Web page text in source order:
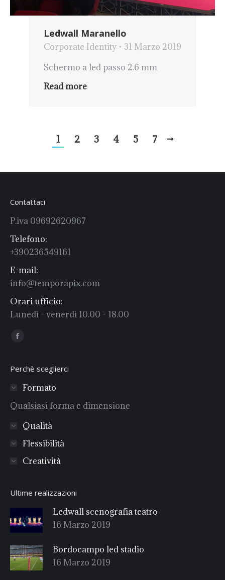
Ledwall Maranello
Corporate Identity
31 Marzo 2019
Schermo a led passo 2.6 mm
Read more
1 2 3 4 5 7
Contattaci
P.iva 09692620967
Telefono:
+390236549161
E-mail:
info@temporapix.com
Orari ufficio:
Lunedì - venerdì 10.00 - 18.00
Find us on:
Facebook
Perchè sceglierci
Formato
Qualsiasi forma e dimensione
Qualità
Flessibilità
Creatività
Ultime realizzazioni
Ledwall scenografia teatro
16 Marzo 2019
Bordocampo led stadio
16 Marzo 2019